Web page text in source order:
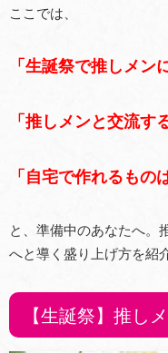
ここでは、
「生誕祭で推しメン
「推しメンと交流す
「自宅で作れるもの
と、準備中のあなたへ。
へと導く盛り上げ方を紹
【生誕祭】推し